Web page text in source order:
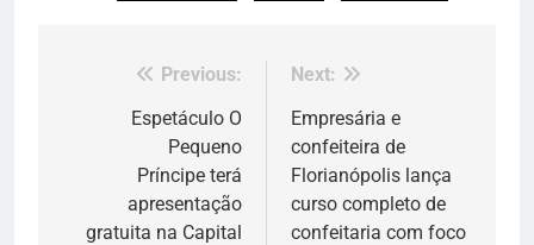
Navegação
Previous:
Espetáculo O
Pequeno
Príncipe terá
apresentação
gratuita na Capital
Next:
Empresária e
confeiteira de
Florianópolis lança
curso completo de
confeitaria com foco